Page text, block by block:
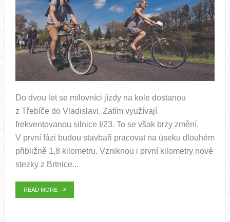
Do dvou let se milovníci jízdy na kole dostanou
z Třebíče do Vladislavi. Zatím využívají
frekventovanou silnice I/23. To se však brzy změní.
V první fázi budou stavbaři pracovat na úseku dlouhém
přibližně 1,8 kilometru. Vzniknou i první kilometry nové
stezky z Brtnice...
READ MORE